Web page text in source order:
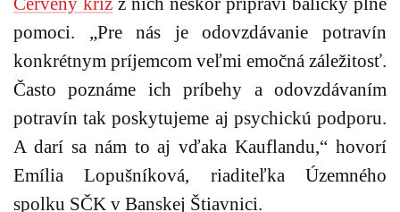
pomoci. „Pre nás je odovzdávanie potravín
konkrétnym príjemcom veľmi emočná záležitosť.
Často poznáme ich príbehy a odovzdávaním
potravín tak poskytujeme aj psychickú podporu.
A darí sa nám to aj vďaka Kauflandu,“ hovorí
Emília Lopušníková, riaditeľka Územného
spolku SČK v Banskej Štiavnici.